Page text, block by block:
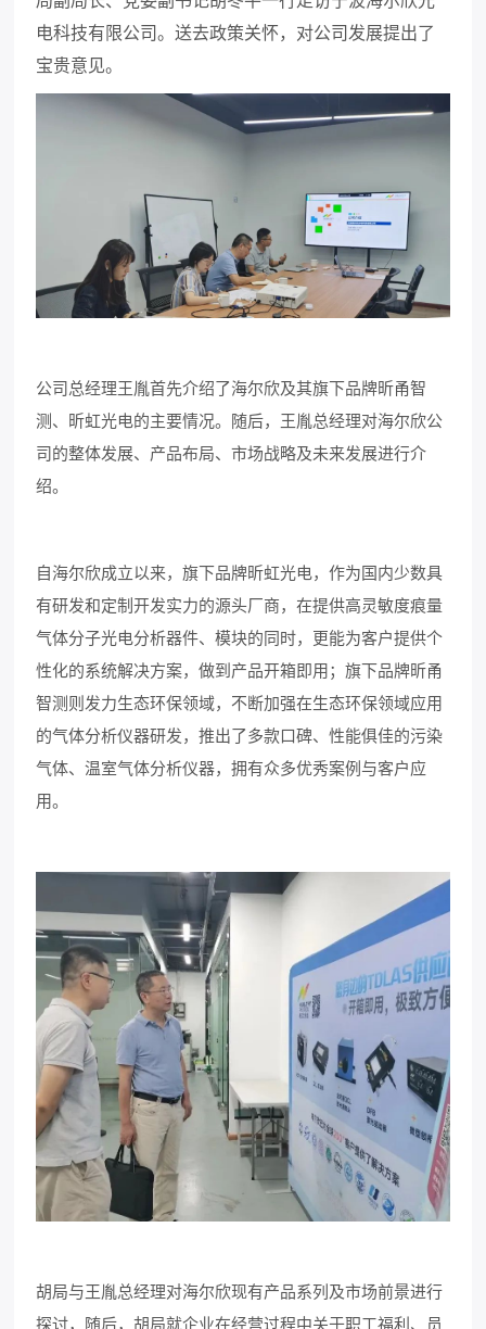
电科技有限公司。送去政策关怀，对公司发展提出了
宝贵意见。
公司总经理王胤首先介绍了海尔欣及其旗下品牌昕甬智
测、昕虹光电的主要情况。随后，王胤总经理对海尔欣公
司的整体发展、产品布局、市场战略及未来发展进行介
绍。
自海尔欣成立以来，旗下品牌昕虹光电，作为国内少数具
有研发和定制开发实力的源头厂商，在提供高灵敏度痕量
气体分子光电分析器件、模块的同时，更能为客户提供个
性化的系统解决方案，做到产品开箱即用；旗下品牌昕甬
智测则发力生态环保领域，不断加强在生态环保领域应用
的气体分析仪器研发，推出了多款口碑、性能俱佳的污染
气体、温室气体分析仪器，拥有众多优秀案例与客户应
用。
胡局与王胤总经理对海尔欣现有产品系列及市场前景进行
探讨，随后，胡局就企业在经营过程中关于职工福利、员